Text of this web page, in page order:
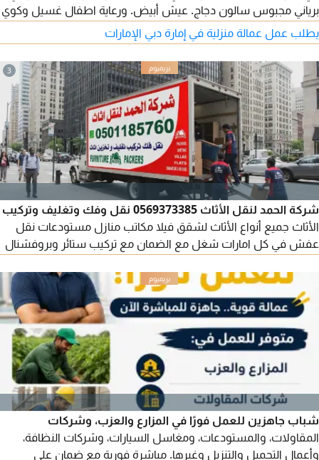
برياني مجبوس سالون دجاج. عيش أبيض. ورعاية اطفال غسيل وكوي
ملابس. ورعاية كبار السن وأصحاب الهمم. أيضا يوجد عاملات فيزا
زيارة أول مرة في الدولة. أمينات وموثوق بهم
يطلب عمل عمالة منزلية في إمارة دبي الإمارات
3
شركة الحمد لنقل الأثاث 0569373385 نقل وفك وتغليف وتركيب
الأثاث جميع أنواع الأثاث لشقق فيلا مكاتب منازل مستودعات نقل
عفش في كل امارات شغل مع الضمان مع تركيب ستائر وبروفشنال
شباب جاهزين للعمل فورًا في المزارع والعزب، وشركات
المقاولات، والمستودعات، ومغاسل السيارات، وشركات النظافة،
وأعمال التحميل والتنزيل وغيرها. مباشرة فورية مع ضمان على